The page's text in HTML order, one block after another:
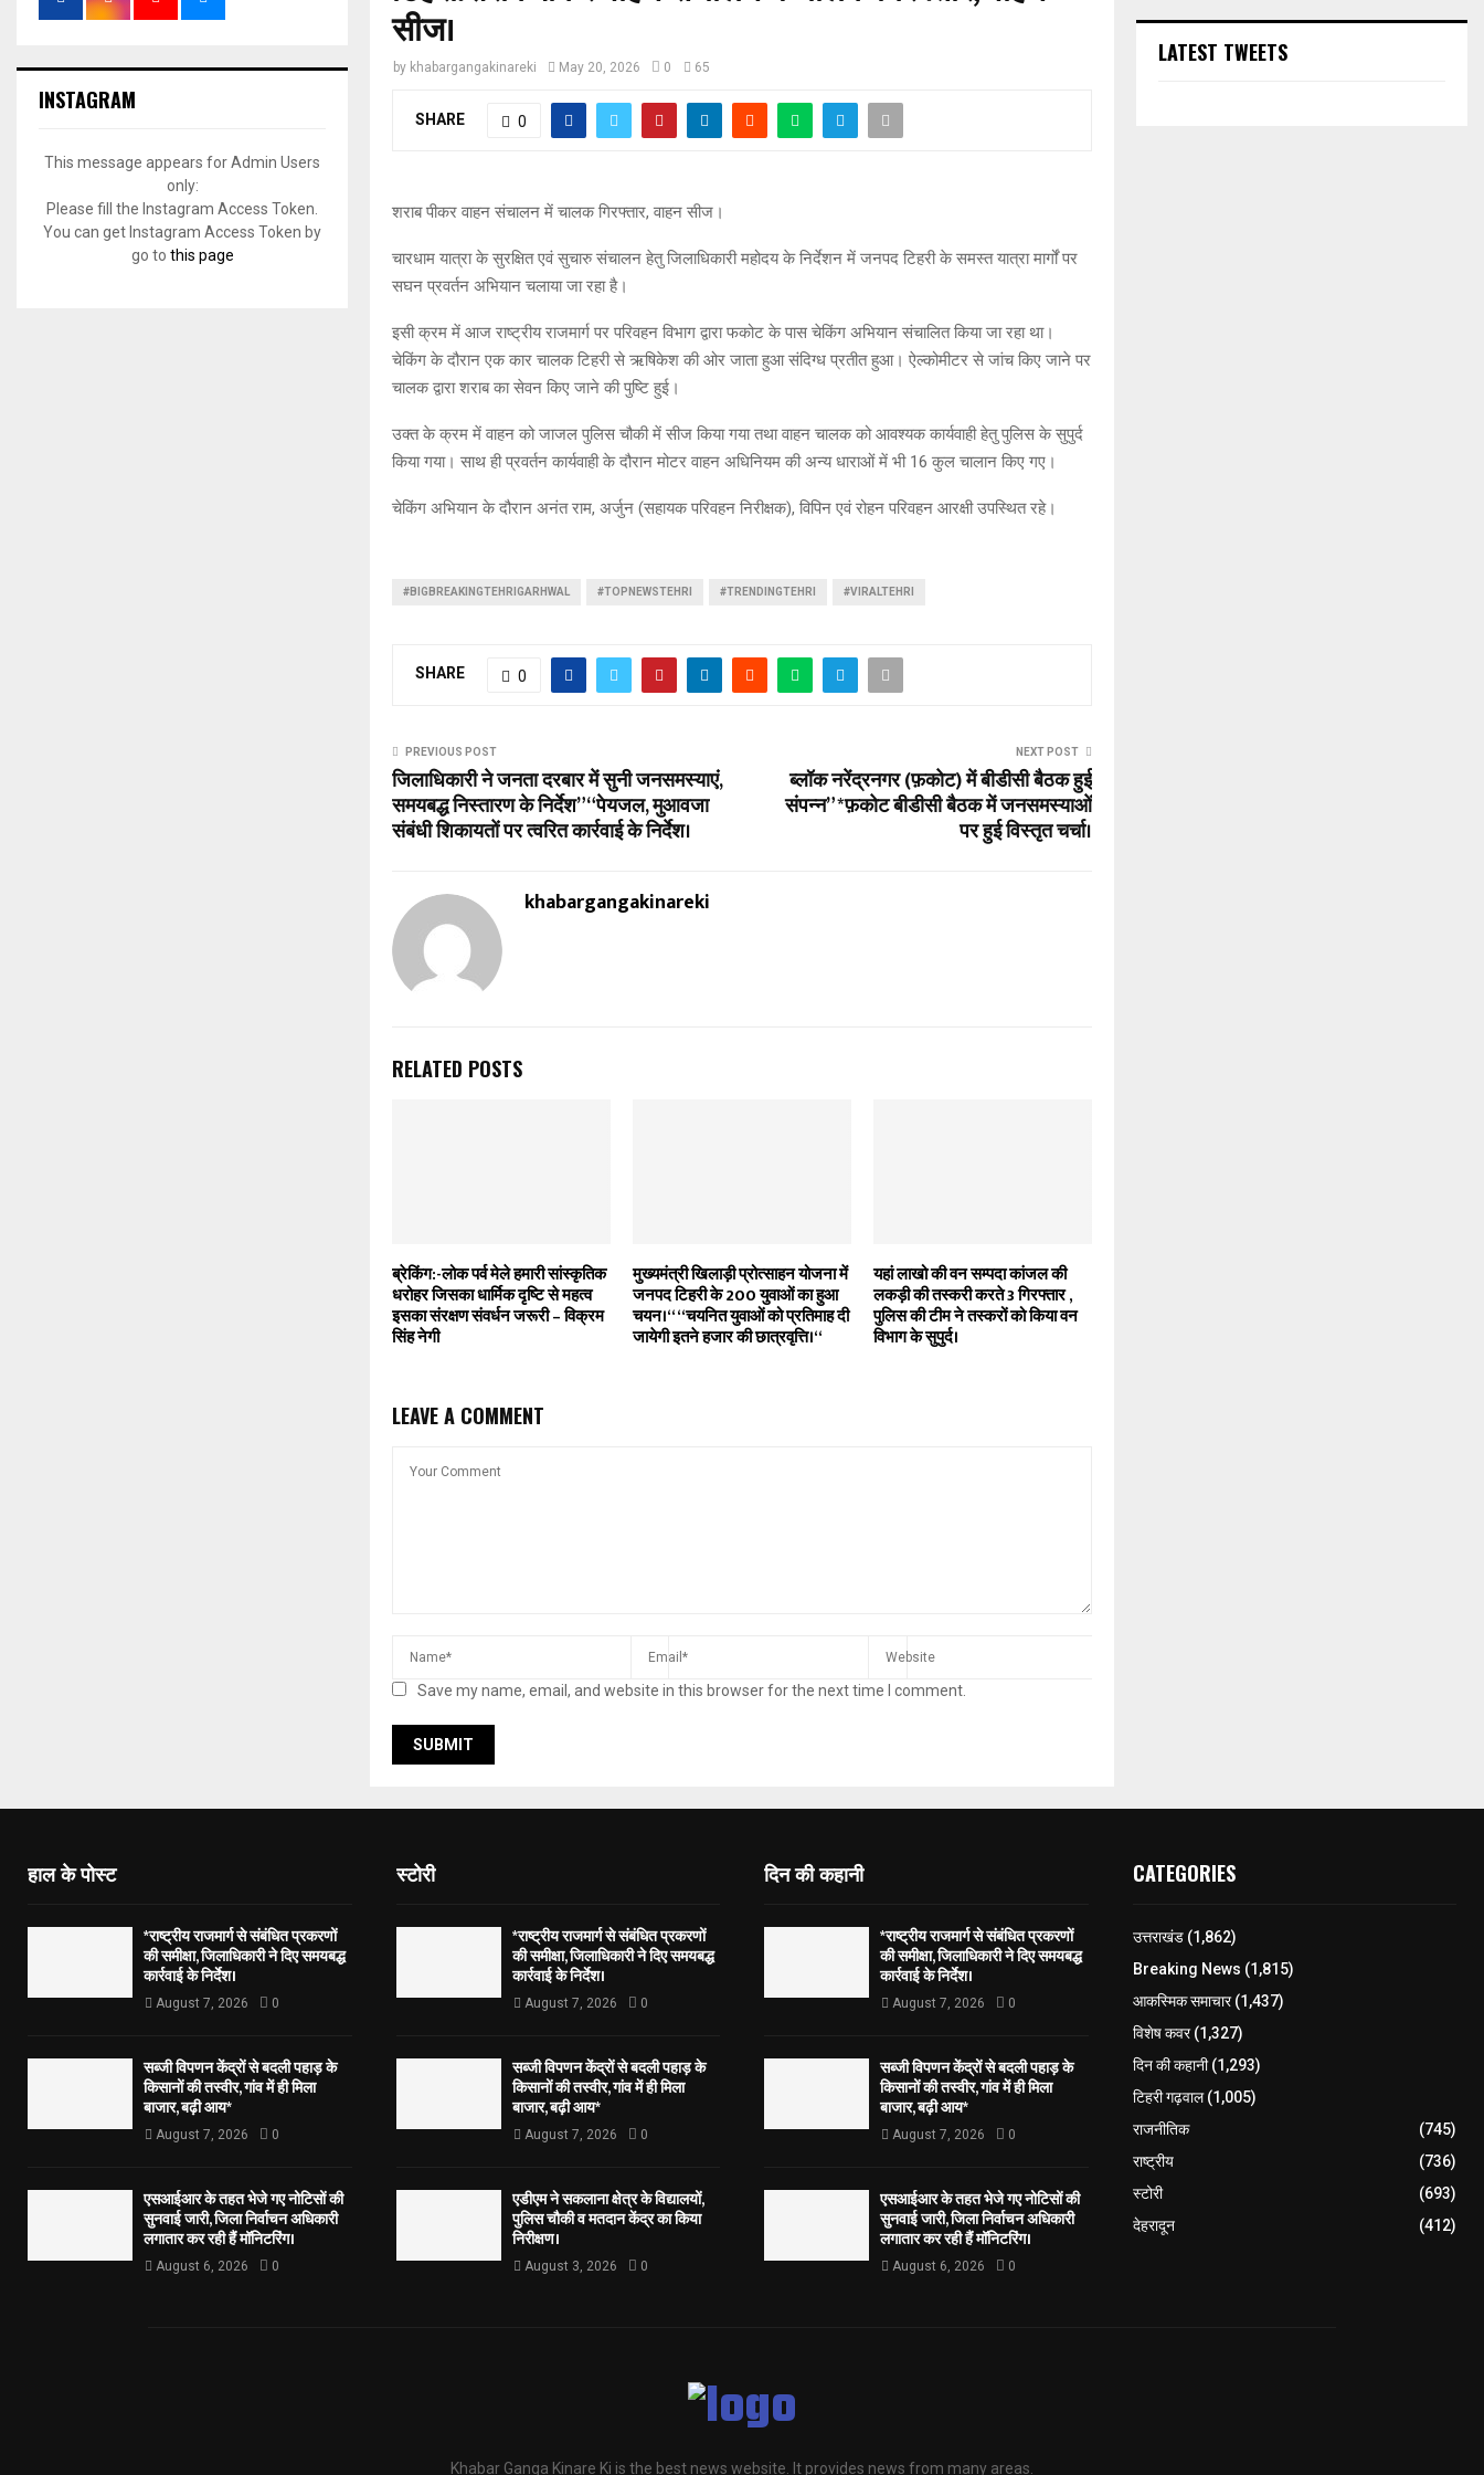
सीज।
by khabargangakinareki May 20, 2026 0 65
SHARE 0
शराब पीकर वाहन संचालन में चालक गिरफ्तार, वाहन सीज।
चारधाम यात्रा के सुरक्षित एवं सुचारु संचालन हेतु जिलाधिकारी महोदय के निर्देशन में जनपद टिहरी के समस्त यात्रा मार्गों पर
सघन प्रवर्तन अभियान चलाया जा रहा है।
इसी क्रम में आज राष्ट्रीय राजमार्ग पर परिवहन विभाग द्वारा फकोट के पास चेकिंग अभियान संचालित किया जा रहा था।
चेकिंग के दौरान एक कार चालक टिहरी से ऋषिकेश की ओर जाता हुआ संदिग्ध प्रतीत हुआ। ऐल्कोमीटर से जांच किए जाने पर
चालक द्वारा शराब का सेवन किए जाने की पुष्टि हुई।
उक्त के क्रम में वाहन को जाजल पुलिस चौकी में सीज किया गया तथा वाहन चालक को आवश्यक कार्यवाही हेतु पुलिस के सुपुर्द
किया गया। साथ ही प्रवर्तन कार्यवाही के दौरान मोटर वाहन अधिनियम की अन्य धाराओं में भी 16 कुल चालान किए गए।
चेकिंग अभियान के दौरान अनंत राम, अर्जुन (सहायक परिवहन निरीक्षक), विपिन एवं रोहन परिवहन आरक्षी उपस्थित रहे।
#BIGBREAKINGTEHRIGARHWAL #TOPNEWSTEHRI #TRENDINGTEHRI #VIRALTEHRI
SHARE 0
PREVIOUS POST
जिलाधिकारी ने जनता दरबार में सुनी जनसमस्याएं,
समयबद्ध निस्तारण के निर्देश” “पेयजल, मुआवजा
संबंधी शिकायतों पर त्वरित कार्रवाई के निर्देश।
NEXT POST
ब्लॉक नरेंद्रनगर (फ़कोट) में बीडीसी बैठक हुई
संपन्न” *फ़कोट बीडीसी बैठक में जनसमस्याओं
पर हुई विस्तृत चर्चा।
khabargangakinareki
RELATED POSTS
ब्रेकिंग:-लोक पर्व मेले हमारी सांस्कृतिक
धरोहर जिसका धार्मिक दृष्टि से महत्व
इसका संरक्षण संवर्धन जरूरी – विक्रम
सिंह नेगी
मुख्यमंत्री खिलाड़ी प्रोत्साहन योजना में
जनपद टिहरी के 200 युवाओं का हुआ
चयन।‘‘ ‘‘चयनित युवाओं को प्रतिमाह दी
जायेगी इतने हजार की छात्रवृत्ति।‘‘
यहां लाखो की वन सम्पदा कांजल की
लकड़ी की तस्करी करते 3 गिरफ्तार ,
पुलिस की टीम ने तस्करों को किया वन
विभाग के सुपुर्द।
LEAVE A COMMENT
Save my name, email, and website in this browser for the next time I comment.
INSTAGRAM
This message appears for Admin Users
only:
Please fill the Instagram Access Token.
You can get Instagram Access Token by
go to this page
LATEST TWEETS
हाल के पोस्ट
*राष्ट्रीय राजमार्ग से संबंधित प्रकरणों
की समीक्षा, जिलाधिकारी ने दिए समयबद्ध
कार्रवाई के निर्देश।
August 7, 2026 0
सब्जी विपणन केंद्रों से बदली पहाड़ के
किसानों की तस्वीर, गांव में ही मिला
बाजार, बढ़ी आय*
August 7, 2026 0
एसआईआर के तहत भेजे गए नोटिसों की
सुनवाई जारी, जिला निर्वाचन अधिकारी
लगातार कर रही हैं मॉनिटरिंग।
August 6, 2026 0
स्टोरी
*राष्ट्रीय राजमार्ग से संबंधित प्रकरणों
की समीक्षा, जिलाधिकारी ने दिए समयबद्ध
कार्रवाई के निर्देश।
August 7, 2026 0
सब्जी विपणन केंद्रों से बदली पहाड़ के
किसानों की तस्वीर, गांव में ही मिला
बाजार, बढ़ी आय*
August 7, 2026 0
एडीएम ने सकलाना क्षेत्र के विद्यालयों,
पुलिस चौकी व मतदान केंद्र का किया
निरीक्षण।
August 3, 2026 0
दिन की कहानी
*राष्ट्रीय राजमार्ग से संबंधित प्रकरणों
की समीक्षा, जिलाधिकारी ने दिए समयबद्ध
कार्रवाई के निर्देश।
August 7, 2026 0
सब्जी विपणन केंद्रों से बदली पहाड़ के
किसानों की तस्वीर, गांव में ही मिला
बाजार, बढ़ी आय*
August 7, 2026 0
एसआईआर के तहत भेजे गए नोटिसों की
सुनवाई जारी, जिला निर्वाचन अधिकारी
लगातार कर रही हैं मॉनिटरिंग।
August 6, 2026 0
CATEGORIES
उत्तराखंड(1,862)
Breaking News (1,815)
आकस्मिक समाचार(1,437)
विशेष कवर(1,327)
दिन की कहानी(1,293)
टिहरी गढ़वाल(1,005)
राजनीतिक
(745)
राष्ट्रीय
(736)
स्टोरी
(693)
देहरादून
(412)
Khabar Ganga Kinare Ki is the best news website. It provides news from many areas.